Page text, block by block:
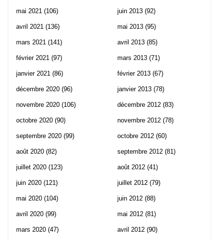
mai 2021 (106)
avril 2021 (136)
mars 2021 (141)
février 2021 (97)
janvier 2021 (86)
décembre 2020 (96)
novembre 2020 (106)
octobre 2020 (90)
septembre 2020 (99)
août 2020 (82)
juillet 2020 (123)
juin 2020 (121)
mai 2020 (104)
avril 2020 (99)
mars 2020 (47)
juin 2013 (92)
mai 2013 (95)
avril 2013 (85)
mars 2013 (71)
février 2013 (67)
janvier 2013 (78)
décembre 2012 (83)
novembre 2012 (78)
octobre 2012 (60)
septembre 2012 (81)
août 2012 (41)
juillet 2012 (79)
juin 2012 (88)
mai 2012 (81)
avril 2012 (90)